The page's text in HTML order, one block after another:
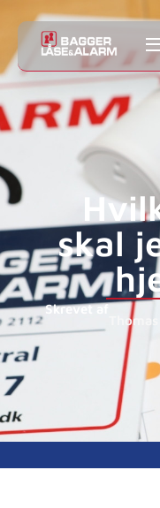
skal
Skrevet af